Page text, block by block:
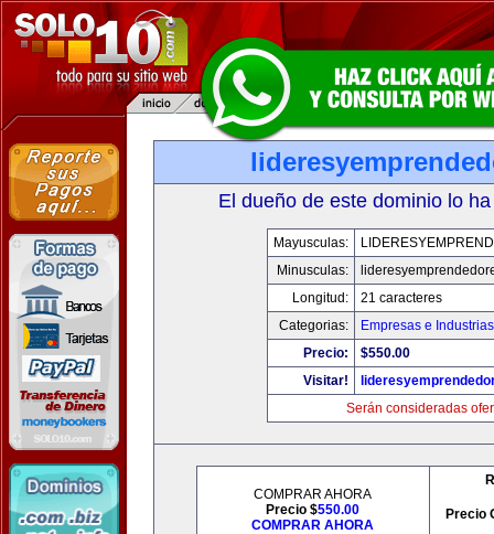
El dueño de este dominio lo
Mayusculas:
Minusculas:
Longitud:
21 caracteres
Categorias:
Empresas e Industrias
Precio:
$550.00
Visitar!
Serán consideradas
COMPRAR AHORA
Precio $550.00
COMPRAR AHORA
Precio